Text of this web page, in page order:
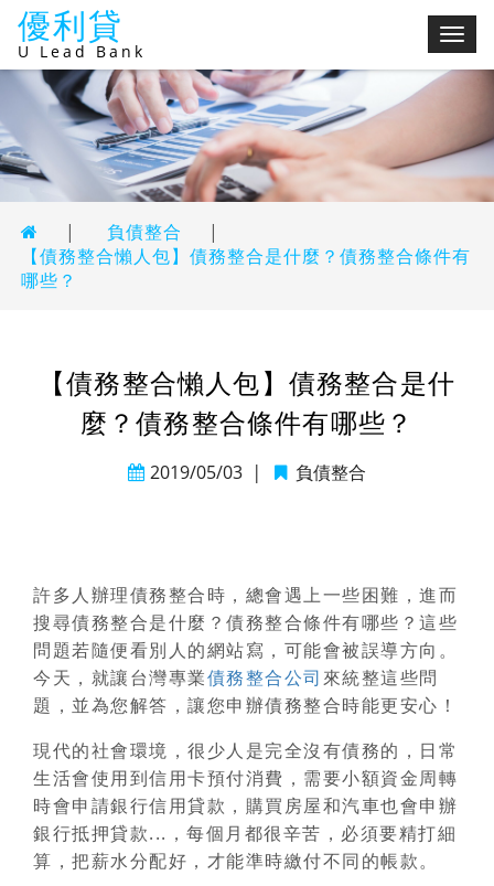
切
優利貸
U Lead Bank
| 負債整合
|
【債務整合懶人包】債務整合是什麼？債務整合條件有
哪些？
【債務整合懶人包】債務整合是什
麼？債務整合條件有哪些？
2019/05/03 | 負債整合
許多人辦理債務整合時，總會遇上一些困難，進而
搜尋債務整合是什麼？債務整合條件有哪些？ 這些
問題若隨便看別人的網站寫，可能會被誤導方向。
今天，就讓台灣專業債務整合公司 來統整這些問
題，並為您解答，讓您申辦債務整合時能更安心！
現代的社會環境，很少人是完全沒有債務的，日常
生活會使用到信用卡預付消費，需要小額資金周轉
時會申請銀行信用貸款，購買房屋和汽車也會申辦
銀行抵押貸款...，每個月都很辛苦，必須要精打細
算，把薪水分配好，才能準時繳付不同的帳款。